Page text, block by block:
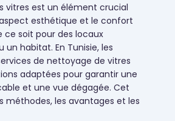
vitres est un élément crucial
esthétique et le confort
ce soit pour des locaux
un habitat. En Tunisie, les
de nettoyage de vitres
adaptées pour garantir une
et une vue dégagée. Cet
méthodes, les avantages et les